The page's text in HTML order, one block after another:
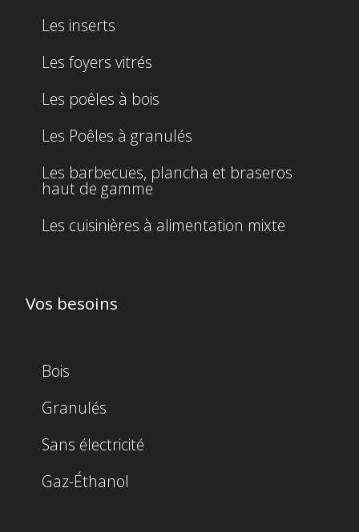
Les inserts
Les foyers vitrés
Les poêles à bois
Les Poêles à granulés
Les barbecues, plancha et braseros
haut de gamme
Les cuisinières à alimentation mixte
Vos besoins
Bois
Granulés
Sans électricité
Gaz-Éthanol